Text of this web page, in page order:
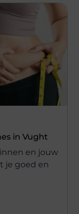
in Vught
en jouw
je goed en